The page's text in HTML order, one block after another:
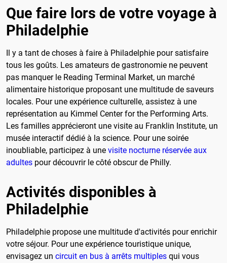
Que faire lors de votre voyage à
Philadelphie
Il y a tant de choses à faire à Philadelphie pour satisfaire
tous les goûts. Les amateurs de gastronomie ne peuvent
pas manquer le Reading Terminal Market, un marché
alimentaire historique proposant une multitude de saveurs
locales. Pour une expérience culturelle, assistez à une
représentation au Kimmel Center for the Performing Arts.
Les familles apprécieront une visite au Franklin Institute, un
musée interactif dédié à la science. Pour une soirée
inoubliable, participez à une visite nocturne réservée aux
adultes pour découvrir le côté obscur de Philly.
Activités disponibles à
Philadelphie
Philadelphie propose une multitude d'activités pour enrichir
votre séjour. Pour une expérience touristique unique,
envisagez un circuit en bus à arrêts multiples qui vous